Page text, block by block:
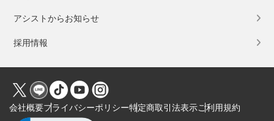
アシストからお知らせ
採用情報
会社概要プライバシーポリシー特定商取引法表示ご利用規約